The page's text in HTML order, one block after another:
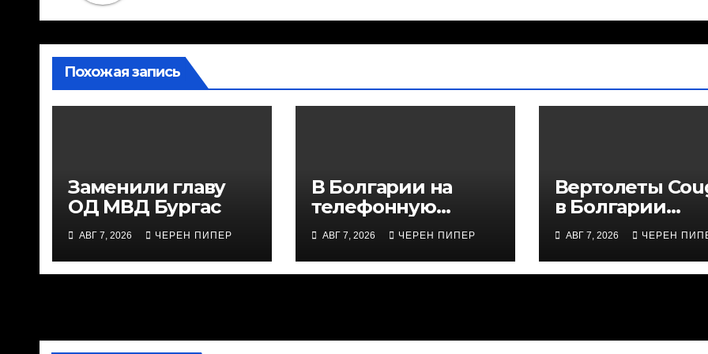
Похожая запись
Заменили главу
ОД МВД Бургас
АВГ 7, 2026 ЧЕРЕН ПИПЕР
В Болгарии на
телефонную
линию 112
поступило 45 523
звонка
АВГ 7, 2026 ЧЕРЕН ПИПЕР
Вертолеты
в Болгарии
совершили 97
вылетов на
АВГ 7, 2026 ЧЕРЕН